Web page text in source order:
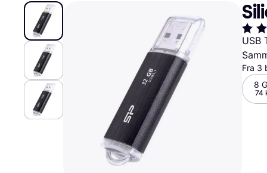
Betal nå
Betal i 3
Betal innen
Finansiering
kicks.no
USB
Fra 3
8
74